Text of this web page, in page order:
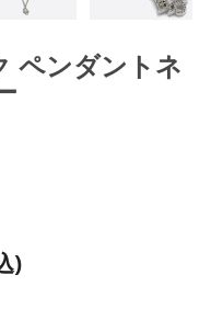
ペンダントネ
)